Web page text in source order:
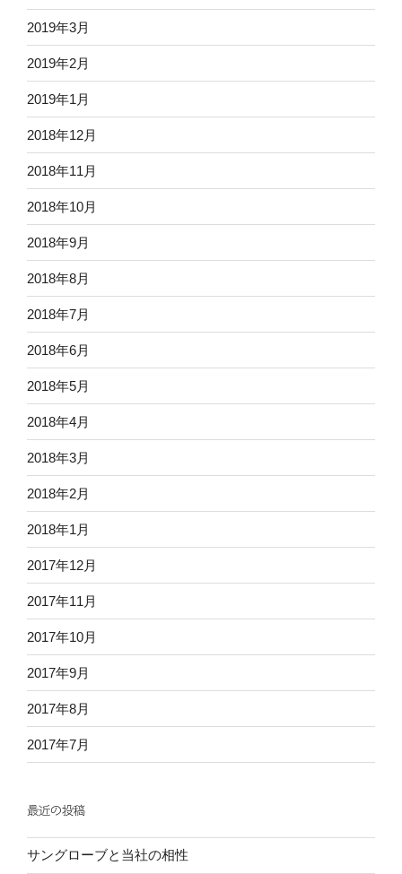
2019年3月
2019年2月
2019年1月
2018年12月
2018年11月
2018年10月
2018年9月
2018年8月
2018年7月
2018年6月
2018年5月
2018年4月
2018年3月
2018年2月
2018年1月
2017年12月
2017年11月
2017年10月
2017年9月
2017年8月
2017年7月
最近の投稿
サングローブと当社の相性